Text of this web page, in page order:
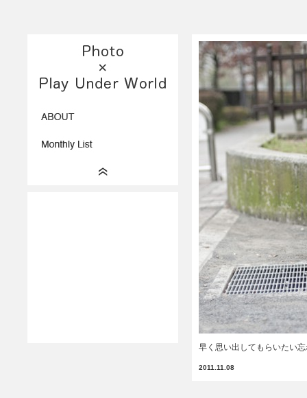
早く思い出してもらいたい
2011.11.08